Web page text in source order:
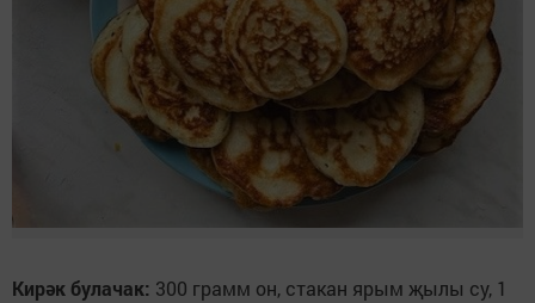
Кирәк булачак: 300 грамм он, стакан ярым җылы су, 1